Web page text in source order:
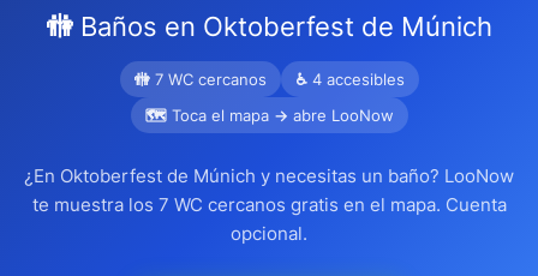
🚻 Baños en Oktoberfest de Múnich
🚻 7 WC cercanos
♿ 4 accesibles
🗺 Toca el mapa → abre LooNow
¿En Oktoberfest de Múnich y necesitas un baño? LooNow
te muestra los 7 WC cercanos gratis en el mapa. Cuenta
opcional.